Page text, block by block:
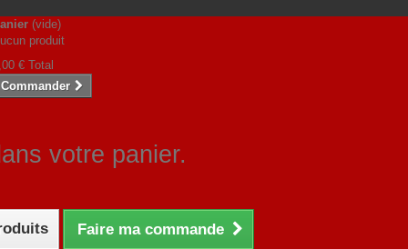
(vide)
produit
€ Total
Commander
votre panier.
Faire ma commande